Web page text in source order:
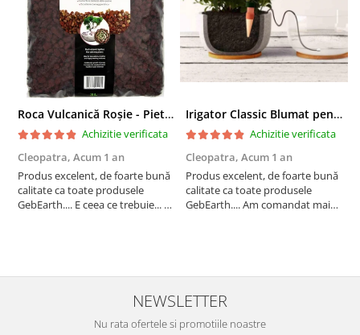
Roca Vulcanică Roșie - Pietriș pentru Drenaj, Aerare si Decorativ
Achizitie verificata
Cleopatra, Acum 1 an
Produs excelent, de foarte bună
calitate ca toate produsele
GebEarth.... E ceea ce trebuie... În
am primit și cadou bomboan...
Irigator Classic Blumat pentru plante in ghiveci, debit 75ml pana la 125 ml/24 h
Achizitie verificata
Cleopatra, Acum 1 an
Produs excelent, de foarte bună
calitate ca toate produsele
GebEarth.... Am comandat mai
NEWSLETTER
Nu rata ofertele si promotiile noastre